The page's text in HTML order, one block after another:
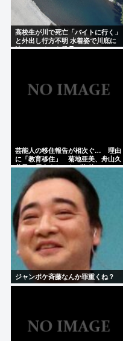
高校生が川で死亡「バイトに行く」
と外出し行方不明 水着姿で川底に
沈んでいるのを発見
芸能人の移住報告が相次ぐ… 理由
に「教育移住」 菊地亜美、舟山久
美子、優木まおみらが海外へ
ジャンポケ斉藤なんか罪重くね？